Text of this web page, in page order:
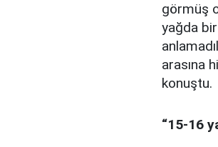
görmüş
yağda
arasına
konuştu.
“15-16